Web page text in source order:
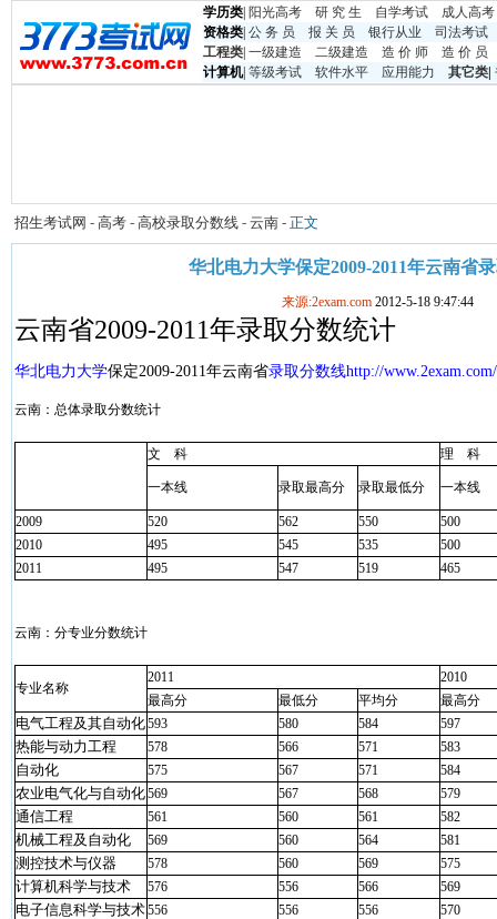
学历类 阳光高考 研 究 生 自学考试
成人高考
资格类 公 务 员 报 关 员 银行从业
司法考试
工程类 一级建造 二级建造 造 价 师
造 价 员
计算机| 等级考试 软件水平 应用能力 其它类
招生考试网 - 高考 - 高校录取分数线 - 云南 - 正文
华北电力大学保定2009-2011年云南省
来源:2exam.com 2012-5-18 9:47:44
云南省2009-2011年录取分数统计
华北电力大学保定2009-2011年云南省录取分数线http://
云南：总体录取分数统计
文 科 理 科
一本线 录取最高分 录取最低分 一本线
2009 520 562 550
500
2010
495 545 535
500
2011
495 547 519 465
云南：分专业分数统计
专业名称
2011
2010
最高分
最低分 平均分 最高分
电气工程及其自动化593 580 584 597
热能与动力工程 578 566 571 583
自动化 575 567 571 584
农业电气化与自动化569 567 568 579
通信工程 561 560 561 582
机械工程及自动化 569 560 564 581
测控技术与仪器 578 560 569 575
计算机科学与技术 576 556 566 569
电子信息科学与技术556 556 556 570